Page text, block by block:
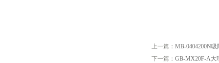
上一篇： MB-0404200N
下一篇： GB-MX20F-A大